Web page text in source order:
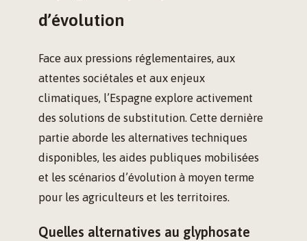
d’évolution
Face aux pressions réglementaires, aux
attentes sociétales et aux enjeux
climatiques, l’Espagne explore activement
des solutions de substitution. Cette dernière
partie aborde les alternatives techniques
disponibles, les aides publiques mobilisées
et les scénarios d’évolution à moyen terme
pour les agriculteurs et les territoires.
Quelles alternatives au glyphosate